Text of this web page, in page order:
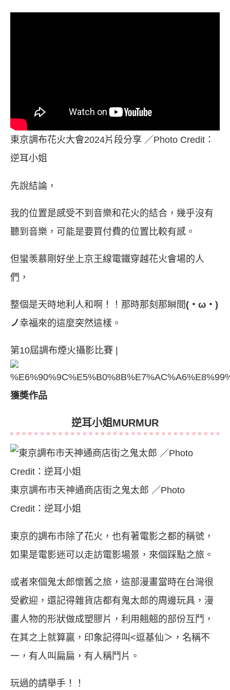
東京調布花火大會2024片段分享 ／Photo Credit：
逆耳小姐
先說結論，
我的位置是感受不到音樂和花火的結合，幾乎沒有
聽到音樂，可能是要買付費的位置比較有感。
但蠻羡慕剛好坐上京王線電鐵穿越花火會場的人
們，
整個是天時地利人和啊！！那時那刻那瞬間 (・ω・)
ノ幸福來的這麼突然這樣。
第10屆調布煙火攝影比賽 |
獲奬作品
逆耳小姐MURMUR
東京調布市天神通商店街之鬼太郎 ／Photo
Credit：逆耳小姐
東京的調布市除了花火，也有著電影之都的稱號，
如果是電影迷可以走訪電影場景，來個踩點之旅。
或者來個鬼太郎懷舊之旅，這部漫畫當時在台灣很
受歡迎，還記得雜貨店都有鬼太郎的周邊玩具，漫
畫人物的形狀做成塑膠片，利用翹翹的部份互鬥，
在其之上就算贏，印象記得叫<逗基仙＞，名稱不
一，有人叫扁扁，有人稱鬥片。
玩過的請舉手！！